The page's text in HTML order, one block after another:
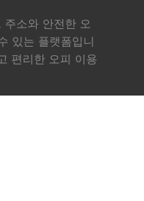
주소와 안전한 오
있는 플랫폼입니
편리한 오피 이용